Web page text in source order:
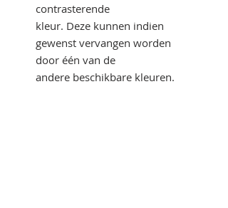
contrasterende
kleur. Deze kunnen indien
gewenst vervangen worden
door één van de
andere beschikbare kleuren.